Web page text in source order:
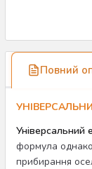
Повний
Універсальний
формула
прибирання